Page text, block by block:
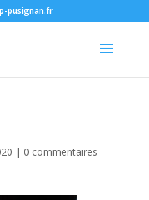
pusignan.fr
| 0 commentaires